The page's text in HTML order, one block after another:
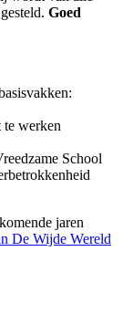
Goed
te werken
School
jaren
De Wijde Wereld